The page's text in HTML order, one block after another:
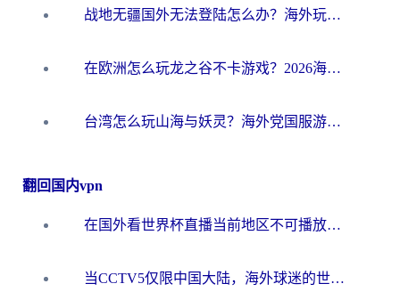
战地无疆国外无法登陆怎么办？海外玩家国服畅玩终极指南（附欧服魔兽EVE加速方案）
在欧洲怎么玩龙之谷不卡游戏？2026海外党国服游戏加速全攻略
台湾怎么玩山海与妖灵？海外党国服游戏加速全攻略，告别延迟卡顿
翻回国内vpn
在国外看世界杯直播当前地区不可播放？海外党必看的回国加速全攻略
当CCTV5仅限中国大陆，海外球迷的世界杯狂欢如何继续？